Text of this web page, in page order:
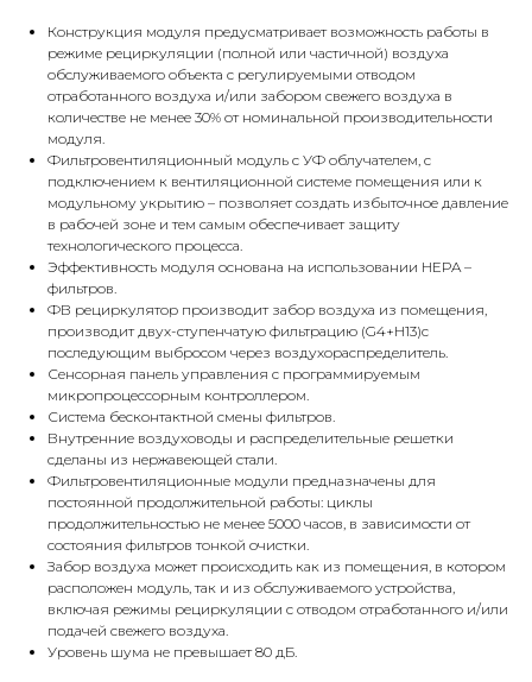
Конструкция модуля предусматривает возможность работы в
режиме рециркуляции (полной или частичной) воздуха
обслуживаемого объекта с регулируемыми отводом
отработанного воздуха и/или забором свежего воздуха в
количестве не менее 30% от номинальной производительности
модуля.
Фильтровентиляционный модуль с УФ облучателем, с
подключением к вентиляционной системе помещения или к
модульному укрытию – позволяет создать избыточное давление
в рабочей зоне и тем самым обеспечивает защиту
технологического процесса.
Эффективность модуля основана на использовании HEPA –
фильтров.
ФВ рециркулятор производит забор воздуха из помещения,
производит двух-ступенчатую фильтрацию (G4+H13)с
последующим выбросом через воздухораспределитель.
Сенсорная панель управления с программируемым
микропроцессорным контроллером.
Система бесконтактной смены фильтров.
Внутренние воздуховоды и распределительные решетки
сделаны из нержавеющей стали.
Фильтровентиляционные модули предназначены для
постоянной продолжительной работы: циклы
продолжительностью не менее 5000 часов, в зависимости от
состояния фильтров тонкой очистки.
Забор воздуха может происходить как из помещения, в котором
расположен модуль, так и из обслуживаемого устройства,
включая режимы рециркуляции с отводом отработанного и/или
подачей свежего воздуха.
Уровень шума не превышает 80 дБ.